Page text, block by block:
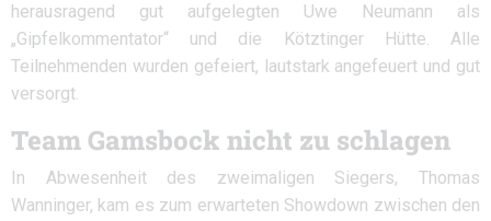
herausragend gut aufgelegten Uwe Neumann als
„Gipfelkommentator“ und die Kötztinger Hütte. Alle
Teilnehmenden wurden gefeiert, lautstark angefeuert und gut
versorgt.
Team Gamsbock nicht zu schlagen
In Abwesenheit des zweimaligen Siegers, Thomas
Wanninger, kam es zum erwarteten Showdown zwischen den